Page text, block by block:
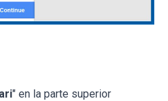
" en la parte superior